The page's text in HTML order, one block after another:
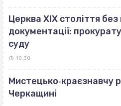
Церква ХІХ століття
документації:
суду
10:30
Мистецько‐краєзнавчу
Черкащині